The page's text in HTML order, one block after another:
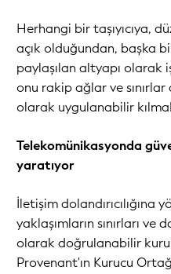
Herhangi bir taşıyıcıya,
açık olduğundan, başka
paylaşılan altyapı olarak
onu rakip ağlar ve sınırlar
olarak uygulanabilir
Telekomünikasyonda
yaratıyor
İletişim dolandırıcılığına
yaklaşımların sınırları ve
olarak doğrulanabilir
Provenant'ın Kurucu